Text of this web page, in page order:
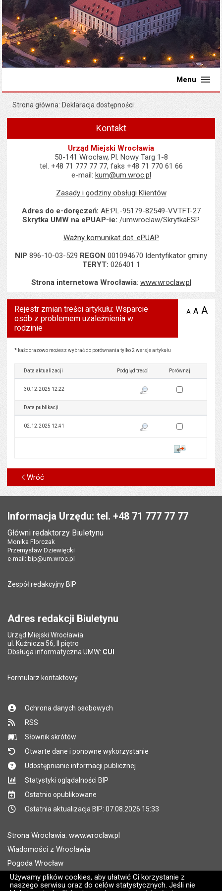
Używamy plików cookies, aby ułatwić Ci korzystanie z
naszego serwisu oraz do celów statystycznych. Jeśli nie
Menu
Strona główna Deklaracja dostępności
Kontakt
Urząd Miejski Wrocławia
50-141 Wrocław, Pl. Nowy Targ 1-8
tel. +48 71 777 77 77, faks +48 71 770 61 66
e-mail: kum@um.wroc.pl
Zasady i godziny obsługi Klientów
Adres do e-doręczeń: AE:PL-95179-82549-VVTFT-27
Skrytka UMW na ePUAP-ie: /umwroclaw/SkrytkaESP
Ważny komunikat dot. ePUAP
NIP 896-10-03-529 REGON 001094670 Identyfikator gminy
TERYT: 026401 1
Strona internetowa Wrocławia: www.wroclaw.pl
Rejestr zmian treści artykułu: Wsparcie
osób z problemem uzależnienia w
rodzinie
A zmniejsz
A A
Rejestr zmian treści artykułu: Wsparcie osób z problemem uzależnienia w rodzinie
* każdorazowo możesz wybrać do porównania tylko 2 wersje artykułu
Data aktualizacji Podgląd treści Porównaj
30.12.2025 12:22 Pokaż podgląd wersji z dnia
Zaznacz wersję do
Data publikacji
02.12.2025 12:41 Pokaż podgląd wersji z dnia
Zaznacz wersję do
Porównaj
Wróć
Informacja Urzędu: tel. +48 71 777 77 77
Główni redaktorzy Biuletynu
Monika Florczak
Przemysław Dziewięcki
e-mail: bip@um.wroc.pl
Zespół redakcyjny BIP
Adres redakcji Biuletynu
Urząd Miejski Wrocławia
ul. Kuźnicza 56, II piętro
Obsługa informatyczna UMW: CUI
Formularz kontaktowy
Ochrona danych osobowych
RSS
Słownik skrótów
Otwarte dane i ponowne wykorzystanie
Udostępnianie informacji publicznej
Statystyki oglądalności BIP
Ostatnio opublikowane
Ostatnia aktualizacja BIP: 07.08.2026 15:33
Strona Wrocławia: www.wroclaw.pl
Wiadomości z Wrocławia
Pogoda Wrocław
Rozkłady jazdy MPK Wrocław